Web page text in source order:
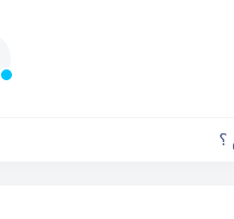
۱
؟